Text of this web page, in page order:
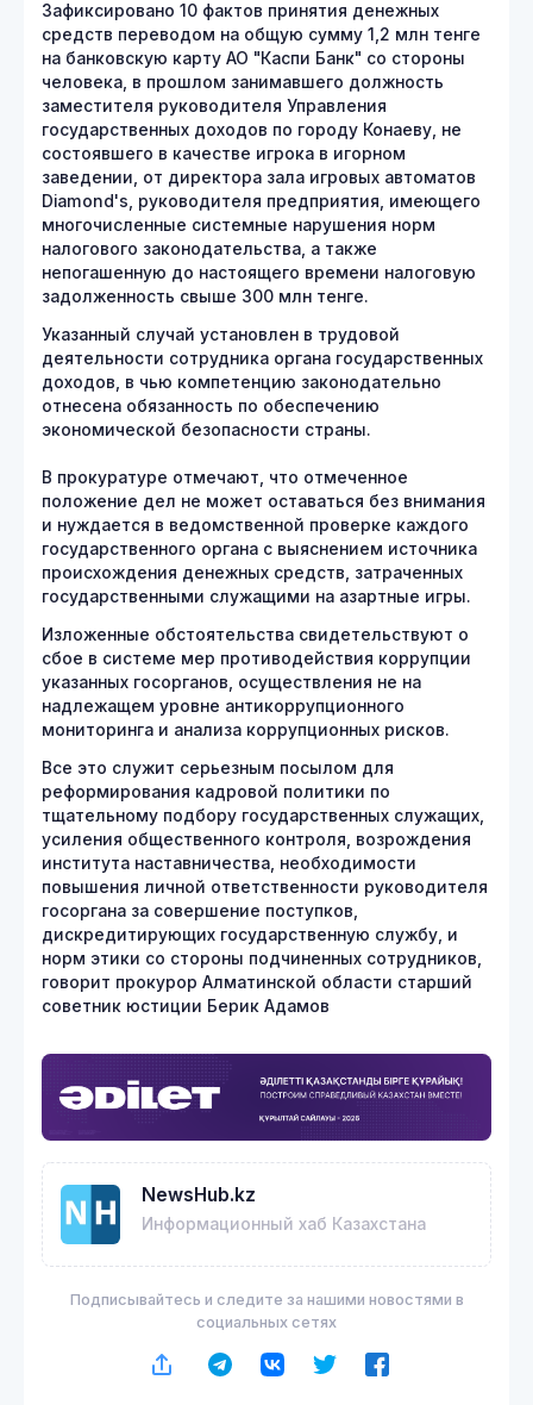
Зафиксировано 10 фактов принятия денежных
средств переводом на общую сумму 1,2 млн тенге
на банковскую карту АО "Каспи Банк" со стороны
человека, в прошлом занимавшего должность
заместителя руководителя Управления
государственных доходов по городу Конаеву, не
состоявшего в качестве игрока в игорном
заведении, от директора зала игровых автоматов
Diamond's, руководителя предприятия, имеющего
многочисленные системные нарушения норм
налогового законодательства, а также
непогашенную до настоящего времени налоговую
задолженность свыше 300 млн тенге.
Указанный случай установлен в трудовой
деятельности сотрудника органа государственных
доходов, в чью компетенцию законодательно
отнесена обязанность по обеспечению
экономической безопасности страны.
В прокуратуре отмечают, что отмеченное
положение дел не может оставаться без внимания
и нуждается в ведомственной проверке каждого
государственного органа с выяснением источника
происхождения денежных средств, затраченных
государственными служащими на азартные игры.
Изложенные обстоятельства свидетельствуют о
сбое в системе мер противодействия коррупции
указанных госорганов, осуществления не на
надлежащем уровне антикоррупционного
мониторинга и анализа коррупционных рисков.
Все это служит серьезным посылом для
реформирования кадровой политики по
тщательному подбору государственных служащих,
усиления общественного контроля, возрождения
института наставничества, необходимости
повышения личной ответственности руководителя
госоргана за совершение поступков,
дискредитирующих государственную службу, и
норм этики со стороны подчиненных сотрудников,
говорит прокурор Алматинской области старший
советник юстиции Берик Адамов
NewsHub.kz
Информационный хаб Казахстана
Подписывайтесь и следите за нашими новостями в
социальных сетях